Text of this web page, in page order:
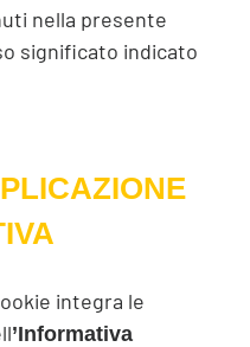
nella presente
significato indicato
integra le
’Informativa